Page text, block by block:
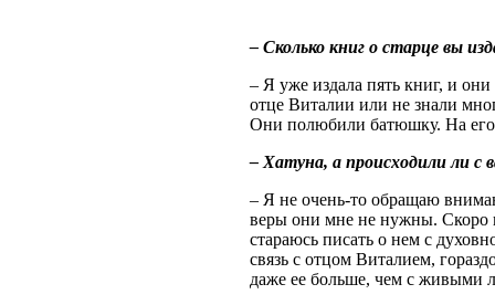
– Сколько книг о старце вы
– Я уже издала пять книг, и
отце Виталии или не знали
Они полюбили батюшку. На его
– Хатуна, а происходили ли с
– Я не очень-то обращаю
веры они мне не нужны. Скоро
стараюсь писать о нем с
связь с отцом Виталием,
даже ее больше, чем с